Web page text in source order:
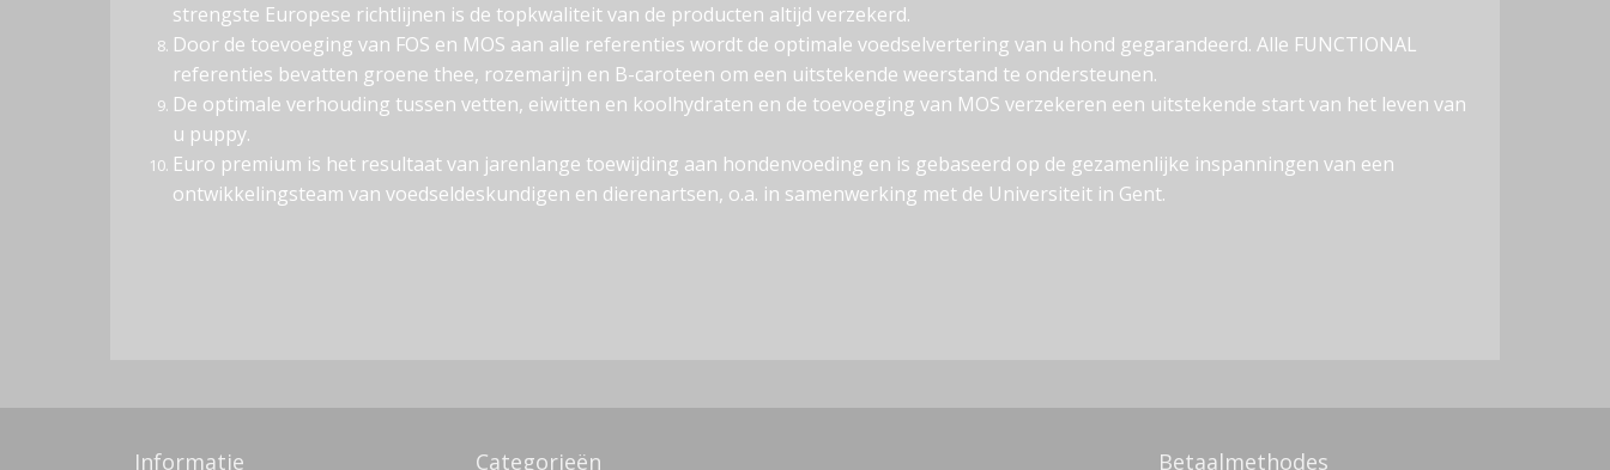
strengste Europese richtlijnen is de topkwaliteit van de producten altijd verzekerd.
Door de toevoeging van FOS en MOS aan alle referenties wordt de optimale voedselvertering van u hond gegarandeerd. Alle FUNCTIONAL
referenties bevatten groene thee, rozemarijn en B-caroteen om een uitstekende weerstand te ondersteunen.
De optimale verhouding tussen vetten, eiwitten en koolhydraten en de toevoeging van MOS verzekeren een uitstekende start van het leven van
u puppy.
Euro premium is het resultaat van jarenlange toewijding aan hondenvoeding en is gebaseerd op de gezamenlijke inspanningen van een
ontwikkelingsteam van voedseldeskundigen en dierenartsen, o.a. in samenwerking met de Universiteit in Gent.
Informatie Categorieën Betaalmethodes